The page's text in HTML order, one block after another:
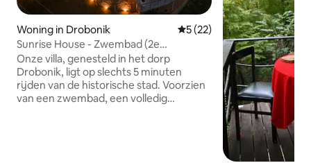
Woning in Drobonik Gemiddelde beoordeling
5 (22)
Sunrise House - Zwembad (2e
verdieping)
Onze villa, genesteld in het dorp
Drobonik, ligt op slechts 5 minuten
rijden van de historische stad. Voorzien
van een zwembad, een volledig